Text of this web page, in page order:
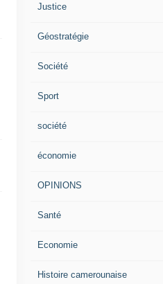
Justice
Géostratégie
Société
Sport
société
économie
OPINIONS
Santé
Economie
Histoire camerounaise